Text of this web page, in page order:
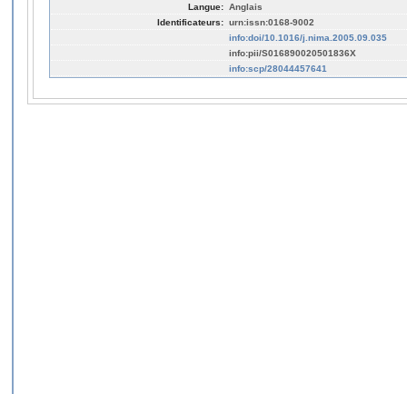
Langue: Anglais
Identificateurs: urn:issn:0168-9002
info:doi/10.1016/j.nima.2005.09.035
info:pii/S016890020501836X
info:scp/28044457641